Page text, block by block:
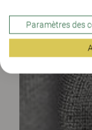
Paramètres des